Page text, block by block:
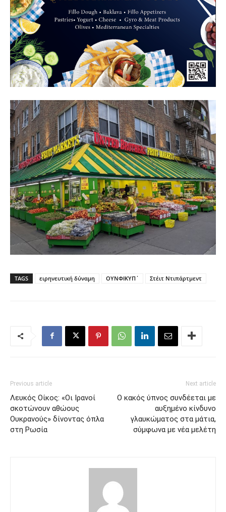
TAGS ειρηνευτική δύναμη ΟΥΝΦΙΚΥΠ΄ Στέιτ Ντιπάρτμεντ
Previous article
Λευκός Οίκος: «Οι Ιρανοί
σκοτώνουν αθώους
Ουκρανούς» δίνοντας όπλα
στη Ρωσία
Next article
Ο κακός ύπνος συνδέεται με
αυξημένο κίνδυνο
γλαυκώματος στα μάτια,
σύμφωνα με νέα μελέτη